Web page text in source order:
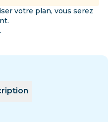
votre plan, vous serez